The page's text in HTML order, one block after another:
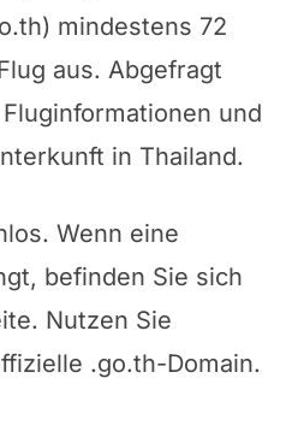
mindestens 72
aus. Abgefragt
und
in Thailand.
Wenn eine
befinden Sie sich
Nutzen Sie
.go.th-Domain.